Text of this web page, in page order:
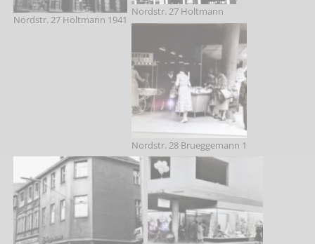
Nordstr. 27 Holtmann 1941
Nordstr. 27 Holtmann
Nordstr. 28 Brueggemann 1